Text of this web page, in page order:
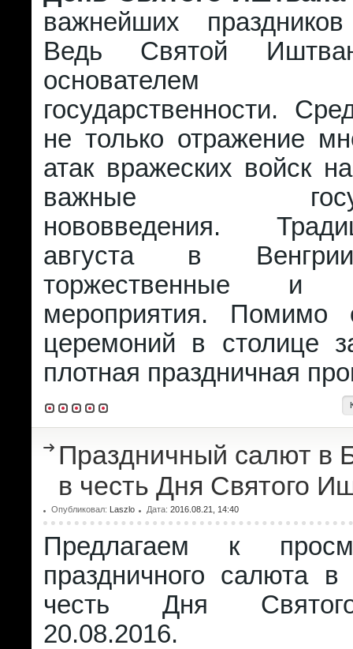
важнейших
Ведь Святой
основателем
государственности.
не только отражение
атак вражеских войск
важные
нововведения.
августа в
торжественные и
мероприятия. Помимо
церемоний в столице
плотная праздничная
Праздничный салют в
в честь Дня Святого
Опубликовал: Laszlo Дата: 2016.08.21, 14:40
Предлагаем к
праздничного салюта
честь Дня
20.08.2016.